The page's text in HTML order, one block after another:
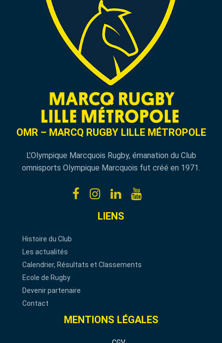
OMR – MARCQ RUGBY LILLE MÉTROPOLE
L’Olympique Marcquois Rugby, émanation du Club
omnisports Olympique Marcquois fut créé en 1971.
LIENS
Histoire du Club
Les actualités
Calendrier, Résultats et Classements
Ecole de Rugby
Devenir partenaire
Contact
MENTIONS LÉGALES